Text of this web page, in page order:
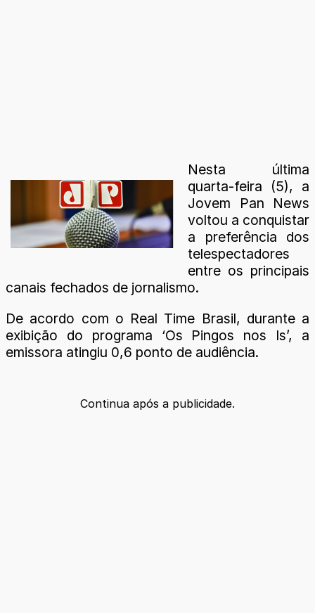
Nesta última
quarta-feira (5), a
Jovem Pan News
voltou a conquistar
a preferência dos
telespectadores
entre os principais
canais fechados de jornalismo.
De acordo com o Real Time Brasil, durante a
exibição do programa ‘Os Pingos nos Is’, a
emissora atingiu 0,6 ponto de audiência.
Continua após a publicidade.